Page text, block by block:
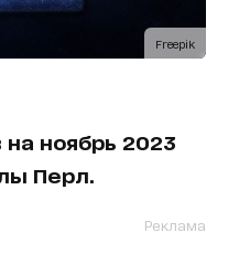
Freepik
ноябрь 2023
Перл.
Реклама